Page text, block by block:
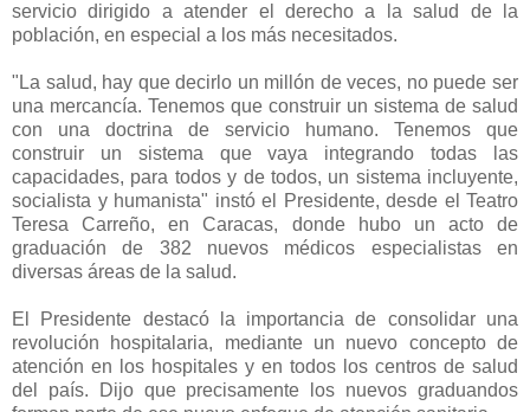
servicio dirigido a atender el derecho a la salud de la
población, en especial a los más necesitados.
"La salud, hay que decirlo un millón de veces, no puede ser
una mercancía. Tenemos que construir un sistema de salud
con una doctrina de servicio humano. Tenemos que
construir un sistema que vaya integrando todas las
capacidades, para todos y de todos, un sistema incluyente,
socialista y humanista" instó el Presidente, desde el Teatro
Teresa Carreño, en Caracas, donde hubo un acto de
graduación de 382 nuevos médicos especialistas en
diversas áreas de la salud.
El Presidente destacó la importancia de consolidar una
revolución hospitalaria, mediante un nuevo concepto de
atención en los hospitales y en todos los centros de salud
del país. Dijo que precisamente los nuevos graduandos